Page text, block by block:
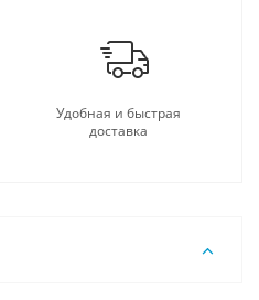
Удобная и быстрая
доставка